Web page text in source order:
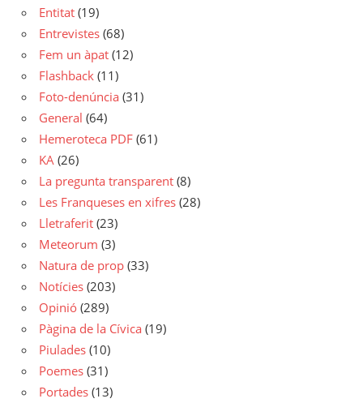
Entitat (19)
Entrevistes (68)
Fem un àpat (12)
Flashback (11)
Foto-denúncia (31)
General (64)
Hemeroteca PDF (61)
KA (26)
La pregunta transparent (8)
Les Franqueses en xifres (28)
Lletraferit (23)
Meteorum (3)
Natura de prop (33)
Notícies (203)
Opinió (289)
Pàgina de la Cívica (19)
Piulades (10)
Poemes (31)
Portades (13)